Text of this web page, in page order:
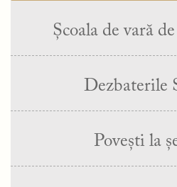
Școala de vară
Dezbaterile
Povești la